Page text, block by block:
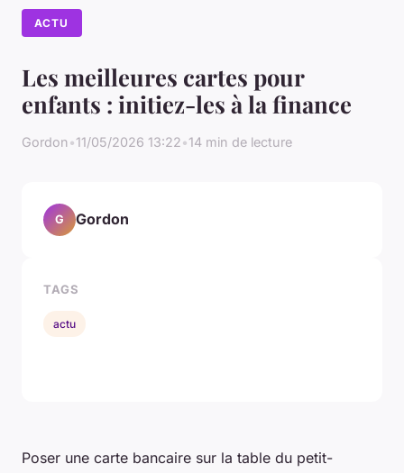
ACTU
Les meilleures cartes pour
enfants : initiez-les à la finance
Gordon•11/05/2026 13:22•14 min de lecture
Poser une carte bancaire sur la table du petit-
G Gordon
TAGS
actu